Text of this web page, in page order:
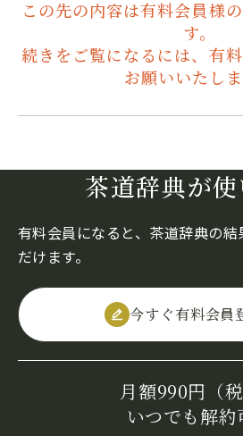
この先の内容は有料会員様
す。
続きをご覧になるには、有
お願いいたしま
茶道辞典が
有料会員になると、茶道辞典の
だけます。
今すぐ有料会員
月額990円（税
いつでも解約